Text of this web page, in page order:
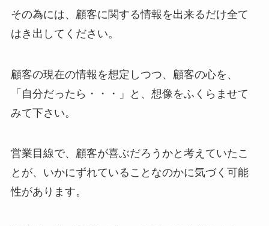
その為には、顧客に関する情報を出来るだけ全て
はき出してください。
顧客の現在の情報を想定しつつ、顧客の心を、
「自分だったら・・・」と、想像をふくらませて
みて下さい。
営業目線で、顧客が喜ぶだろうかと考えていたこ
とが、いかにずれていることなのかに気づく可能
性があります。